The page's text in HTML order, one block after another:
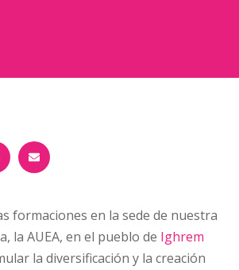
formaciones en la sede de nuestra
la AUEA, en el pueblo de Ighrem
la diversificación y la creación